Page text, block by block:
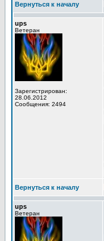
Вернуться к началу
ups
Ветеран
Зарегистрирован:
28.06.2012
Сообщения: 2494
Вернуться к началу
ups
Ветеран